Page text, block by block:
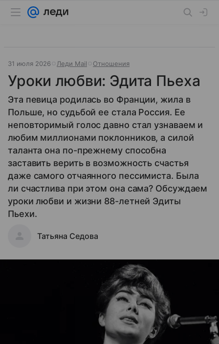
31 июля 2026 Леди Mail Отношения
Уроки любви: Эдита Пьеха
Эта певица родилась во Франции, жила в
Польше, но судьбой ее стала Россия. Ее
неповторимый голос давно стал узнаваем и
любим миллионами поклонников, а силой
таланта она по-прежнему способна
заставить верить в возможность счастья
даже самого отчаянного пессимиста. Была
ли счастлива при этом она сама? Обсуждаем
уроки любви и жизни 88-летней Эдиты
Пьехи.
Татьяна Седова